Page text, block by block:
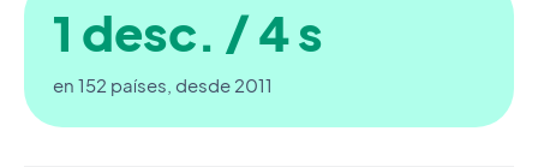
1 desc. / 4 s
en 152 países, desde 2011